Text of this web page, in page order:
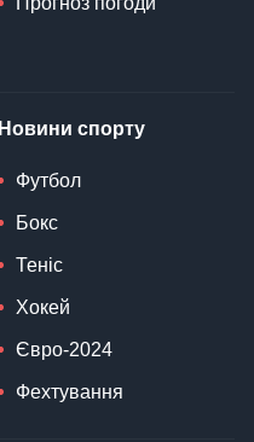
Новини спорту
Футбол
Бокс
Теніс
Хокей
Євро-2024
Фехтування